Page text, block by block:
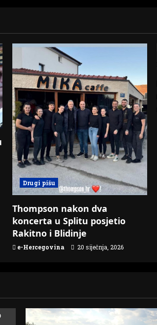
Drugi pišu
Thompson nakon dva
koncerta u Splitu posjetio
Rakitno i Blidinje
e-Hercegovina 20 siječnja, 2026